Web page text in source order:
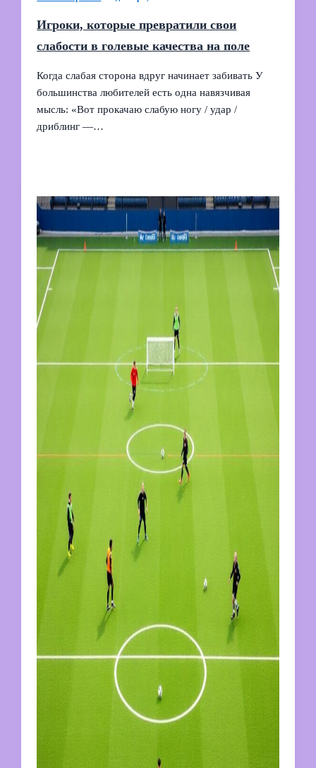
Игроки, которые превратили свои
слабости в голевые качества на поле
Когда слабая сторона вдруг начинает забивать У
большинства любителей есть одна навязчивая
мысль: «Вот прокачаю слабую ногу / удар /
дриблинг —…